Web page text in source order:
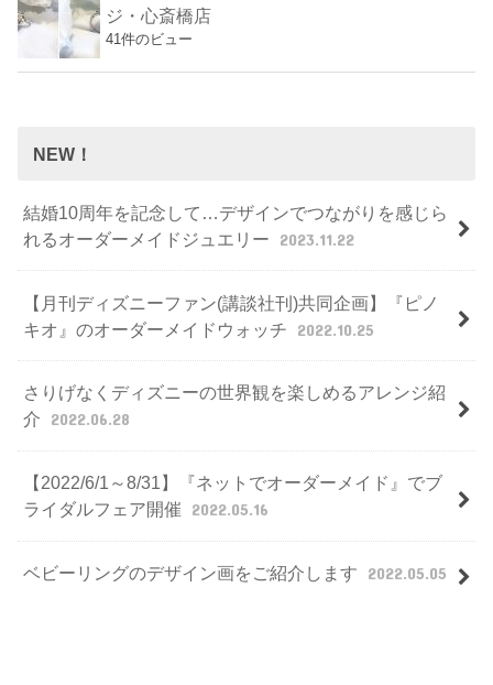
ジ・心斎橋店
41件のビュー
NEW！
結婚10周年を記念して…デザインでつながりを感じら
れるオーダーメイドジュエリー
2023.11.22
【月刊ディズニーファン(講談社刊)共同企画】『ピノ
キオ』のオーダーメイドウォッチ
2022.10.25
さりげなくディズニーの世界観を楽しめるアレンジ紹
介
2022.06.28
【2022/6/1～8/31】『ネットでオーダーメイド』でブ
ライダルフェア開催
2022.05.16
ベビーリングのデザイン画をご紹介します 2022.05.05